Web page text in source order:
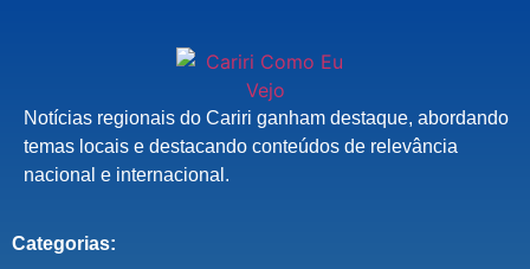
Notícias regionais do Cariri ganham destaque, abordando
temas locais e destacando conteúdos de relevância
nacional e internacional.
Categorias: